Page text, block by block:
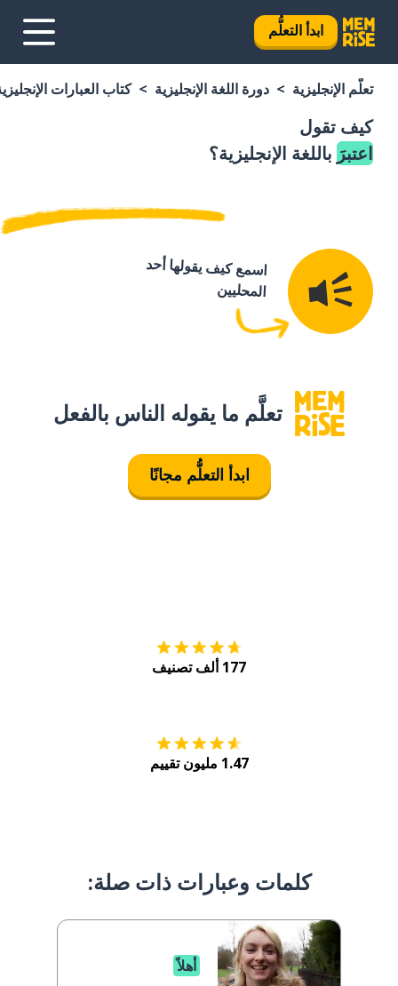
ابدأ التعلُّم
تعلَّم الإنجليزية دورة اللغة الإنجليزية كتاب العبارات
كيف تقول
اعتبرَ باللغة الإنجليزية؟
اسمع كيف يقولها أحد
المحليين
تعلَّم ما يقوله الناس بالفعل
ابدأ التعلُّم مجانًا
177 ألف تصنيف
1.47 مليون تقييم
كلمات وعبارات ذات صلة:
أهلاً